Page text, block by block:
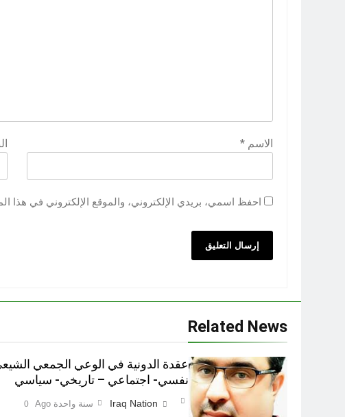
الاسم *
احفظ اسمي، بريدي الإلكتروني، والموقع الإلكتروني في هذا
Related News
عقدة الدونية في الوعي الجمعي
نفسي- اجتماعي – تاريخي- سياسي
Iraq Nation سنة واحدة Ago 0